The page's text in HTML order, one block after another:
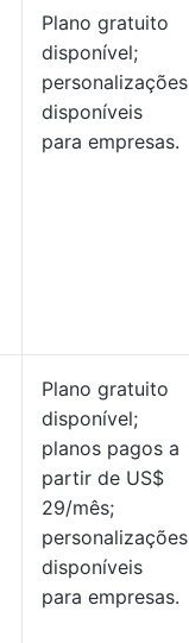
Plano gratuito
disponível;
personalizações
disponíveis
para empresas.
Plano gratuito
disponível;
planos pagos a
partir de US$
29/mês;
personalizações
disponíveis
para empresas.